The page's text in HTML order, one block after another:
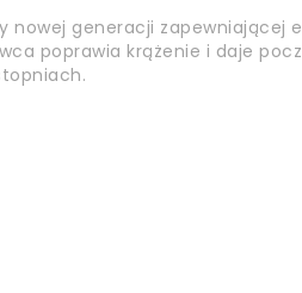
nowej generacji zapewniającej
poprawia krążenie i daje